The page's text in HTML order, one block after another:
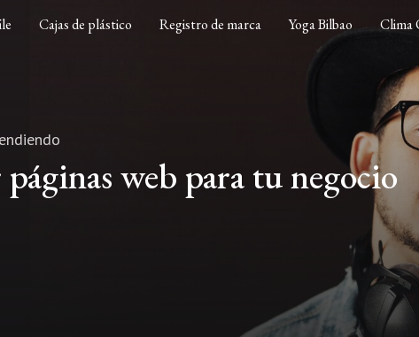
Cajas de plástico Registro de marca Yoga Bilbao Clima
web para tu negocio